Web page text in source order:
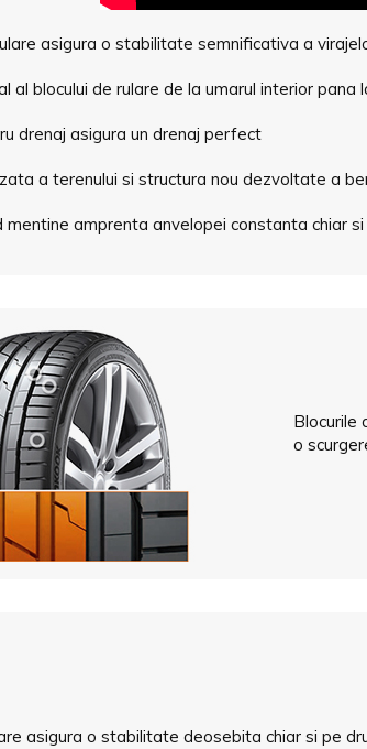
asigura o stabilitate semnificativa a
al blocului de rulare de la umarul interior
drenaj asigura un drenaj perfect
a terenului si structura nou dezvoltate a
mentine amprenta anvelopei constanta chiar
Blocurile
o
asigura o stabilitate deosebita chiar si pe